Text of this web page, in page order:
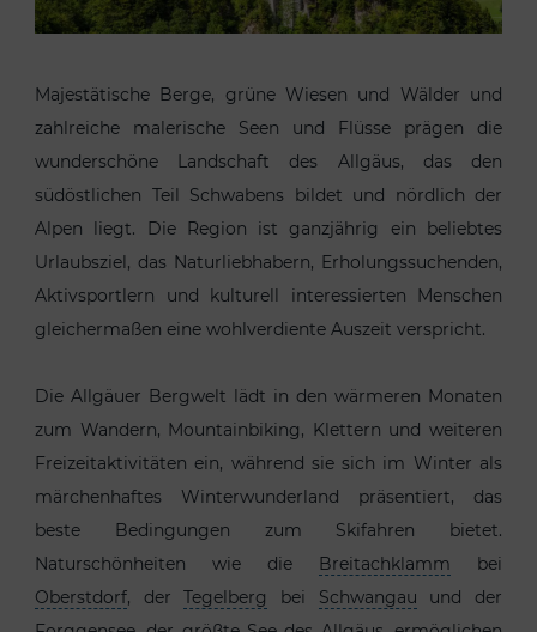
Majestätische Berge, grüne Wiesen und Wälder und
zahlreiche malerische Seen und Flüsse prägen die
wunderschöne Landschaft des Allgäus, das den
südöstlichen Teil Schwabens bildet und nördlich der
Alpen liegt. Die Region ist ganzjährig ein beliebtes
Urlaubsziel, das Naturliebhabern, Erholungssuchenden,
Aktivsportlern und kulturell interessierten Menschen
gleichermaßen eine wohlverdiente Auszeit verspricht.
Die Allgäuer Bergwelt lädt in den wärmeren Monaten
zum Wandern, Mountainbiking, Klettern und weiteren
Freizeitaktivitäten ein, während sie sich im Winter als
märchenhaftes Winterwunderland präsentiert, das
beste Bedingungen zum Skifahren bietet.
Naturschönheiten wie die
Breitachklamm bei
Oberstdorf, derTegelberg bei Schwangau und der